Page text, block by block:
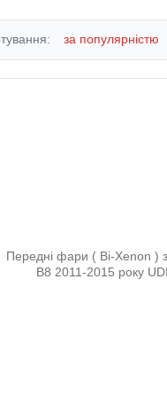
за популярністю